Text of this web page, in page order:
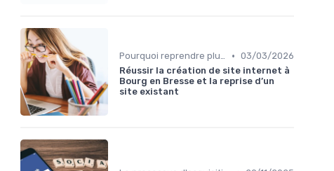
Pourquoi reprendre plutôt que créer • 03/03/2026
Réussir la création de site internet à
Bourg en Bresse et la reprise d’un
site existant